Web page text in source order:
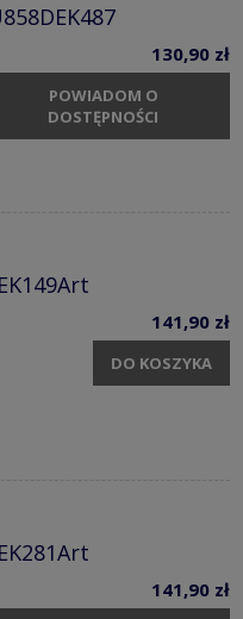
130,90 zł
POWIADOM O
DOSTĘPNOŚCI
141,90 zł
DO KOSZYKA
141,90 zł